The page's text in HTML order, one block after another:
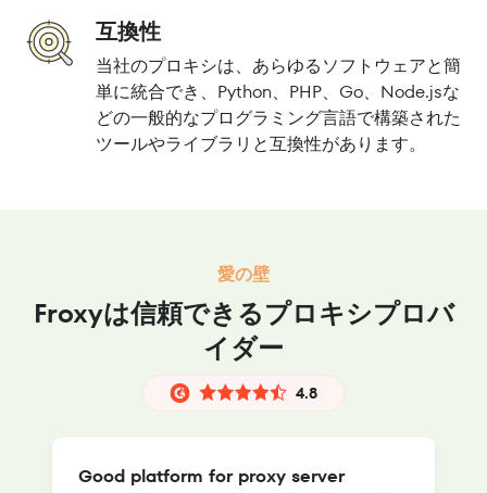
互換性
当社のプロキシは、あらゆるソフトウェアと簡
単に統合でき、Python、PHP、Go、Node.jsな
どの一般的なプログラミング言語で構築された
ツールやライブラリと互換性があります。
愛の壁
Froxyは信頼できるプロキシプロバ
イダー
4.8
Good platform for proxy server